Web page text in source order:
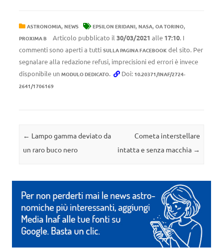
ASTRONOMIA, NEWS EPSILON ERIDANI, NASA, OA TORINO,
PROXIMA B Articolo pubblicato il 30/03/2021 alle 17:10. I
commenti sono aperti a tutti SULLA PAGINA FACEBOOK del sito. Per
segnalare alla redazione refusi, imprecisioni ed errori è invece
disponibile un MODULO DEDICATO. Doi: 10.20371/INAF/2724-
2641/1706169
Navigazione articolo
← Lampo gamma deviato da
un raro buco nero
Cometa interstellare
intatta e senza macchia →